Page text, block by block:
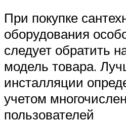
При покупке
оборудования
следует обратить
модель товара.
инсталляции
учетом
пользователей